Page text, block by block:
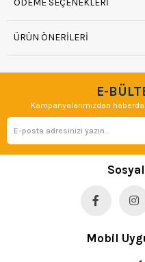
ÖDEME SEÇENEKLERI
ÜRÜN ÖNERILERI
E-
Kampanyalarımızdan
Mobil